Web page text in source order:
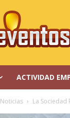
ACTIVIDAD
Noticias La Sociedad